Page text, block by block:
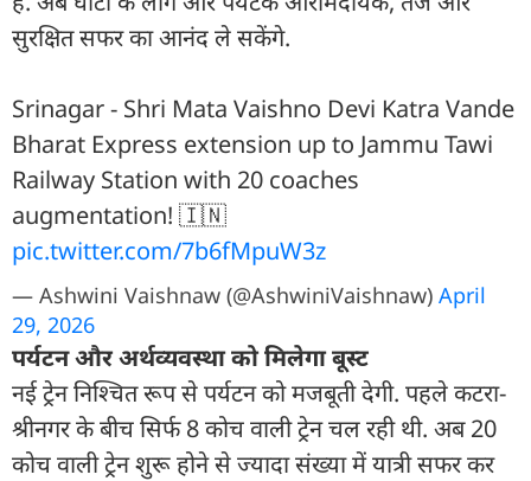
सुरक्षित सफर का आनंद ले सकेंगे.
Srinagar - Shri Mata Vaishno Devi Katra Vande
Bharat Express extension up to Jammu Tawi
Railway Station with 20 coaches
augmentation! 🇮🇳
pic.twitter.com/7b6fMpuW3z
— Ashwini Vaishnaw (@AshwiniVaishnaw) April
29, 2026
पर्यटन और अर्थव्यवस्था को मिलेगा बूस्ट
नई ट्रेन निश्चित रूप से पर्यटन को मजबूती देगी. पहले कटरा-
श्रीनगर के बीच सिर्फ 8 कोच वाली ट्रेन चल रही थी. अब 20
कोच वाली ट्रेन शुरू होने से ज्यादा संख्या में यात्री सफर कर